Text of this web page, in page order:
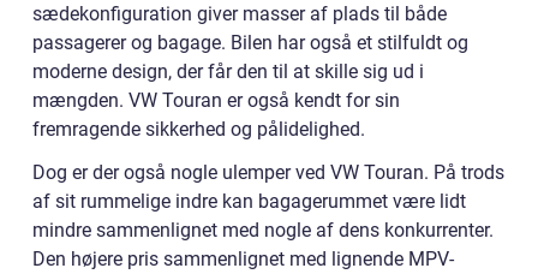
sædekonfiguration giver masser af plads til både
passagerer og bagage. Bilen har også et stilfuldt og
moderne design, der får den til at skille sig ud i
mængden. VW Touran er også kendt for sin
fremragende sikkerhed og pålidelighed.
Dog er der også nogle ulemper ved VW Touran. På trods
af sit rummelige indre kan bagagerummet være lidt
mindre sammenlignet med nogle af dens konkurrenter.
Den højere pris sammenlignet med lignende MPV-